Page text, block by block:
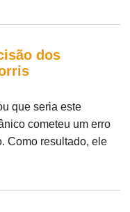
dos
que seria este
cometeu um erro
Como resultado, ele